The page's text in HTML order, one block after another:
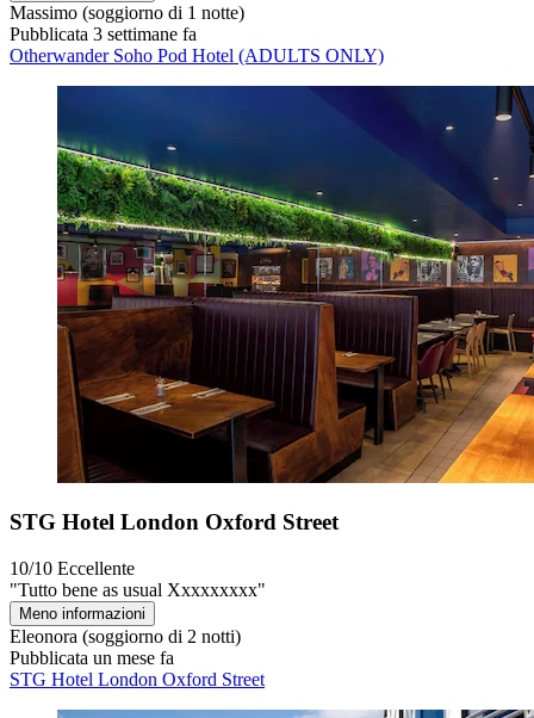
Massimo (soggiorno di 1 notte)
Pubblicata 3 settimane fa
Otherwander Soho Pod Hotel (ADULTS ONLY)
STG Hotel London Oxford Street
10/10 Eccellente
"Tutto bene as usual Xxxxxxxxx"
Meno informazioni
Eleonora (soggiorno di 2 notti)
Pubblicata un mese fa
STG Hotel London Oxford Street